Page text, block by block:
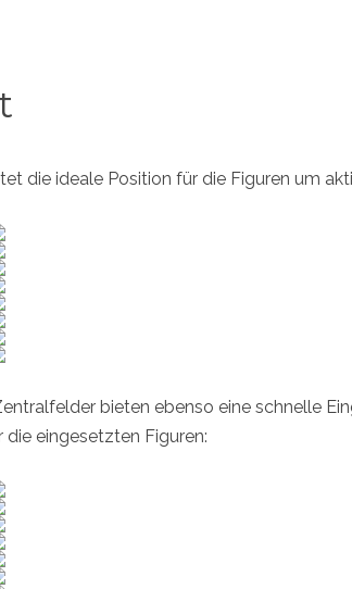
die ideale Position für die Figuren um
bieten ebenso eine schnelle
die eingesetzten Figuren: